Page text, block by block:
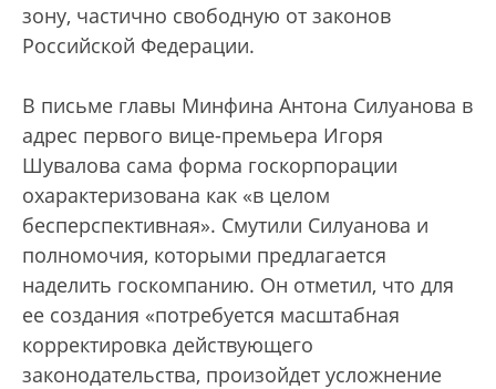
зону, частично свободную от законов
Российской Федерации.
В письме главы Минфина Антона Силуанова в
адрес первого вице-премьера Игоря
Шувалова сама форма госкорпорации
охарактеризована как «в целом
бесперспективная». Смутили Силуанова и
полномочия, которыми предлагается
наделить госкомпанию. Он отметил, что для
ее создания «потребуется масштабная
корректировка действующего
законодательства, произойдет усложнение